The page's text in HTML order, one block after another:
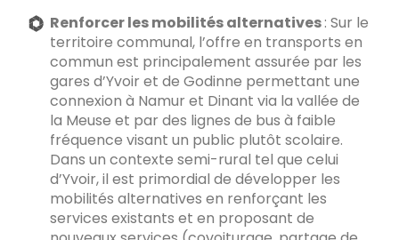
Renforcer les mobilités alternatives: Sur le
territoire communal, l’offre en transports en
commun est principalement assurée par les
gares d’Yvoir et de Godinne permettant une
connexion à Namur et Dinant via la vallée de
la Meuse et par des lignes de bus à faible
fréquence visant un public plutôt scolaire.
Dans un contexte semi-rural tel que celui
d’Yvoir, il est primordial de développer les
mobilités alternatives en renforçant les
services existants et en proposant de